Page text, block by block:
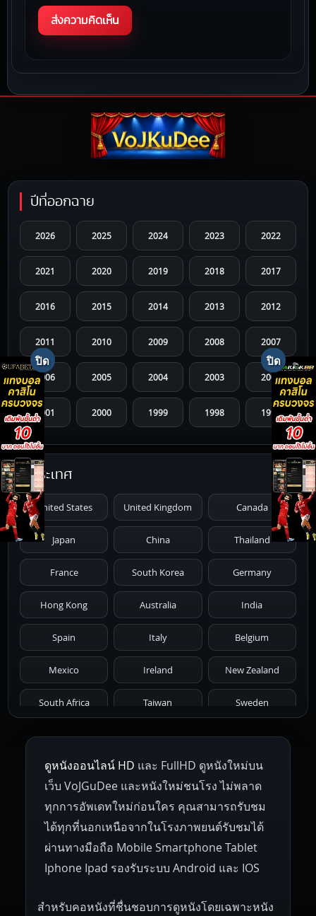
ปีที่ออกฉาย
2026 2025 2024 2023 2022
2021 2020 2019 2018 2017
2016 2015 2014 2013 2012
2011 2010 2009 2008 2007
2006 2005 2004 2003 2002
2001 2000 1999 1998 1997
1996 1995 1994 1993 1992
1991 1987
1986 1985 1984 1983 1982
1981 1980 1979 1978 1977
1976 1975 1974 1973 1972
1971 1970 1969 1968 1967
1966 1965 1964 1963 1962
1959 1955
1945 1942 1941 1940 1939
1938 1937 1930 1928 1916
ประเทศ
United States United Kingdom Canada
Japan China Thailand
France South Korea Germany
Hong Kong Australia India
Spain Italy Belgium
Mexico Ireland New Zealand
South Africa Taiwan Sweden
Netherlands Russia Poland
Hungary Denmark Bulgaria
Czech Republic Brazil Turkey
ดูหนังออนไลน์ HD และ FullHD ดูหนังใหม่บน
เว็บ VoJGuDee และหนังใหม่ชนโรง ไม่พลาด
ทุกการอัพเดทใหม่ก่อนใคร คุณสามารถรับชม
ได้ทุกที่นอกเหนือจากในโรงภาพยนต์รับชมได้
ผ่านทางมือถือ Mobile Smartphone Tablet
Iphone Ipad รองรับระบบ Android และ IOS
สำหรับคอหนังที่ชื่นชอบการดูหนังโดยเฉพาะหนัง